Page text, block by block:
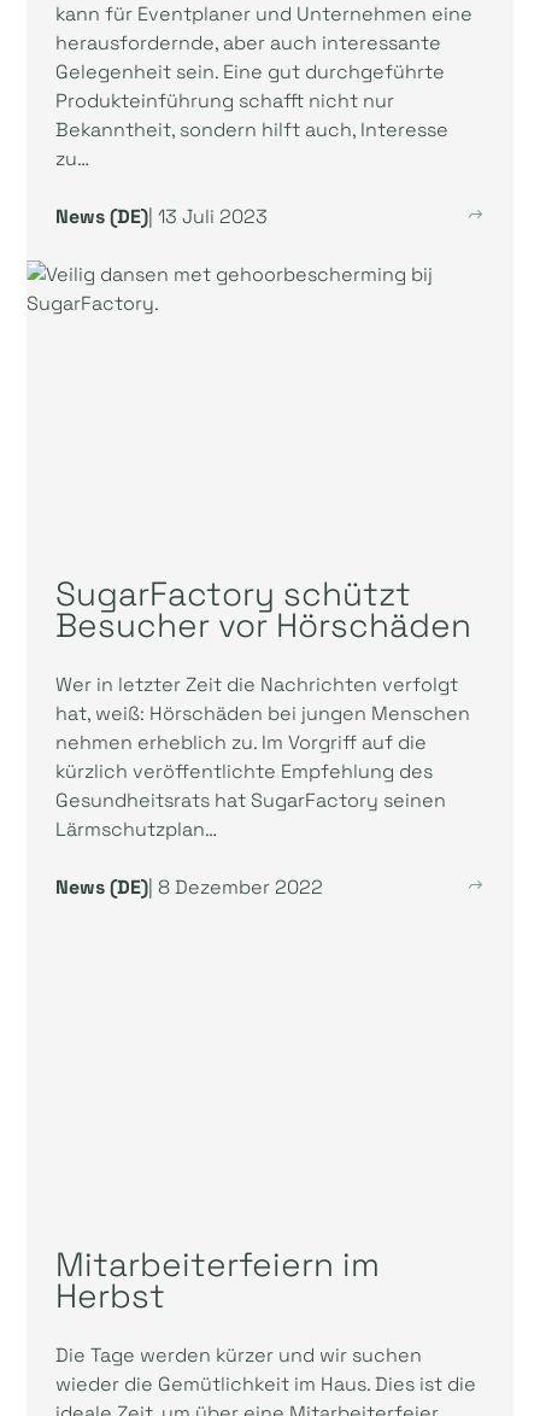
kann für Eventplaner und Unternehmen eine
herausfordernde, aber auch interessante
Gelegenheit sein. Eine gut durchgeführte
Produkteinführung schafft nicht nur
Bekanntheit, sondern hilft auch, Interesse
zu…
News (DE) | 13 Juli 2023
SugarFactory schützt
Besucher vor Hörschäden
Wer in letzter Zeit die Nachrichten verfolgt
hat, weiß: Hörschäden bei jungen Menschen
nehmen erheblich zu. Im Vorgriff auf die
kürzlich veröffentlichte Empfehlung des
Gesundheitsrats hat SugarFactory seinen
Lärmschutzplan…
News (DE) | 8 Dezember 2022
Mitarbeiterfeiern im
Herbst
Die Tage werden kürzer und wir suchen
wieder die Gemütlichkeit im Haus. Dies ist die